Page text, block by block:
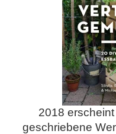
2018
geschriebene